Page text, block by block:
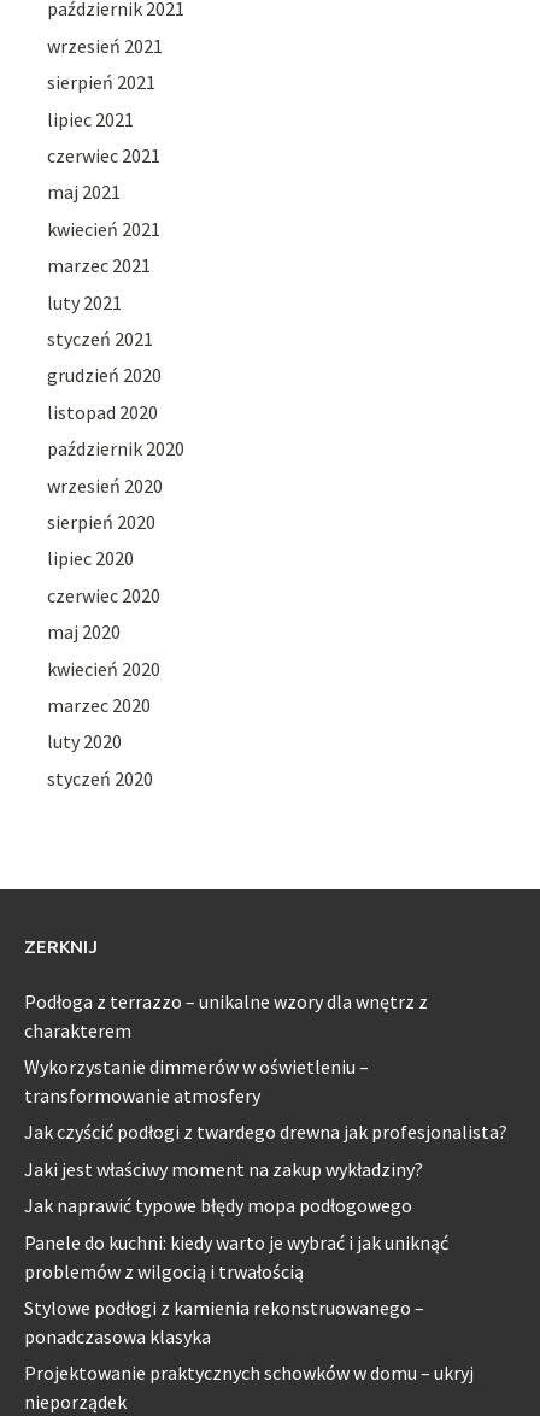
październik 2021
wrzesień 2021
sierpień 2021
lipiec 2021
czerwiec 2021
maj 2021
kwiecień 2021
marzec 2021
luty 2021
styczeń 2021
grudzień 2020
listopad 2020
październik 2020
wrzesień 2020
sierpień 2020
lipiec 2020
czerwiec 2020
maj 2020
kwiecień 2020
marzec 2020
luty 2020
styczeń 2020
ZERKNIJ
Podłoga z terrazzo – unikalne wzory dla wnętrz z
charakterem
Wykorzystanie dimmerów w oświetleniu –
transformowanie atmosfery
Jak czyścić podłogi z twardego drewna jak profesjonalista?
Jaki jest właściwy moment na zakup wykładziny?
Jak naprawić typowe błędy mopa podłogowego
Panele do kuchni: kiedy warto je wybrać i jak uniknąć
problemów z wilgocią i trwałością
Stylowe podłogi z kamienia rekonstruowanego –
ponadczasowa klasyka
Projektowanie praktycznych schowków w domu – ukryj
nieporządek